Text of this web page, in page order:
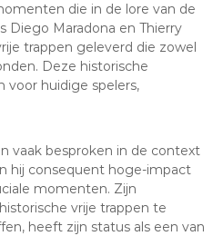
die in de lore van de
Diego Maradona en Thierry
trappen geleverd die zowel
Deze historische
voor huidige spelers,
vaak besproken in de context
hij consequent hoge-impact
momenten. Zijn
vrije trappen te
heeft zijn status als een van